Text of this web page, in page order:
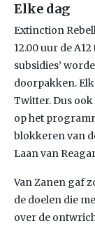
Elke dag
Extinction
12.00 uur de
subsidies’
doorpakken.
Twitter. Dus
op het
blokkeren van
Laan van
Van Zanen gaf
de doelen die
over de